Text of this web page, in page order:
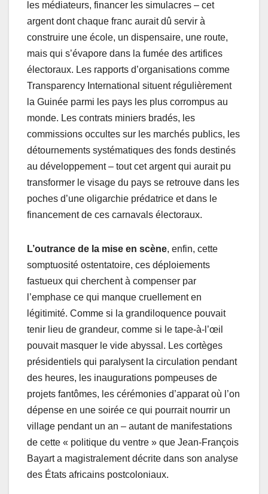
les médiateurs, financer les simulacres – cet
argent dont chaque franc aurait dû servir à
construire une école, un dispensaire, une route,
mais qui s’évapore dans la fumée des artifices
électoraux. Les rapports d’organisations comme
Transparency International situent régulièrement
la Guinée parmi les pays les plus corrompus au
monde. Les contrats miniers bradés, les
commissions occultes sur les marchés publics, les
détournements systématiques des fonds destinés
au développement – tout cet argent qui aurait pu
transformer le visage du pays se retrouve dans les
poches d’une oligarchie prédatrice et dans le
financement de ces carnavals électoraux.
L’outrance de la mise en scène, enfin, cette
somptuosité ostentatoire, ces déploiements
fastueux qui cherchent à compenser par
l’emphase ce qui manque cruellement en
légitimité. Comme si la grandiloquence pouvait
tenir lieu de grandeur, comme si le tape-à-l’œil
pouvait masquer le vide abyssal. Les cortèges
présidentiels qui paralysent la circulation pendant
des heures, les inaugurations pompeuses de
projets fantômes, les cérémonies d’apparat où l’on
dépense en une soirée ce qui pourrait nourrir un
village pendant un an – autant de manifestations
de cette « politique du ventre » que Jean-François
Bayart a magistralement décrite dans son analyse
des États africains postcoloniaux.